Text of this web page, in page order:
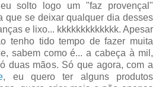
solto logo um "faz provençal"
que se deixar qualquer dia desses
e lixo... kkkkkkkkkkkkk. Apesar
tenho tido tempo de fazer muita
sabem como é... a cabeça à mil,
duas mãos. Só que agora, com a
, eu quero ter alguns produtos